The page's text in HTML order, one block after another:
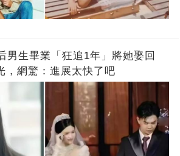
男生畢業「狂追1年」將她娶回
，網驚：進展太快了吧